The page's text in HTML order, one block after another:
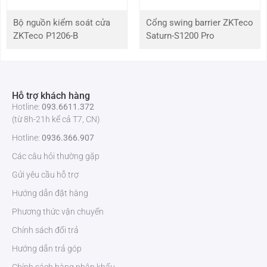
Người Dùng
Chế Độ Công
Khai
mật khẩu quản trị viên, 1 mật khẩu khách hoặc
mật khẩu tạm thời một lần
Chế Độ Riêng
Tư
Động
Giao Diện Khẩn
Cấp
Độ Ẩm Hoạt
2% đến 93%RH (Không ngưng tụ)
Kích Thước
Bộ nguồn kiểm soát cửa
ZKTeco P1206-B
Cổng swing barrier ZKTeco
Saturn-S1200 Pro
Hỗ trợ khách hàng
Hotline: 093.6611.372
(từ 8h-21h kể cả T7, CN)
Hotline: 0936.366.907
Các câu hỏi thường gặp
Gửi yêu cầu hỗ trợ
Hướng dẫn đặt hàng
Phương thức vận chuyển
Chính sách đổi trả
Hướng dẫn trả góp